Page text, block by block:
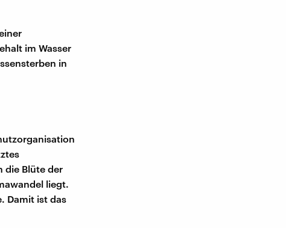
im Wasser
in
die Blüte der
liegt.
Damit ist das